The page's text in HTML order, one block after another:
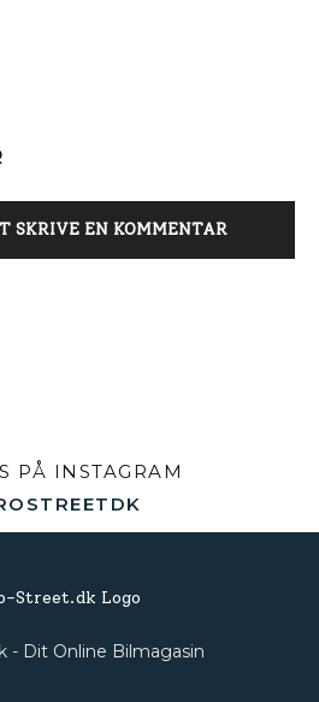
SKRIVE EN KOMMENTAR
PÅ INSTAGRAM
- Dit Online Bilmagasin